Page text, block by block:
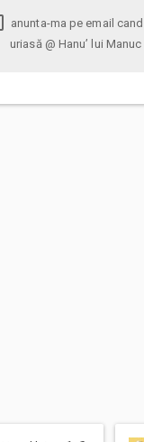
uriasă @ Hanu’ lui Manuc